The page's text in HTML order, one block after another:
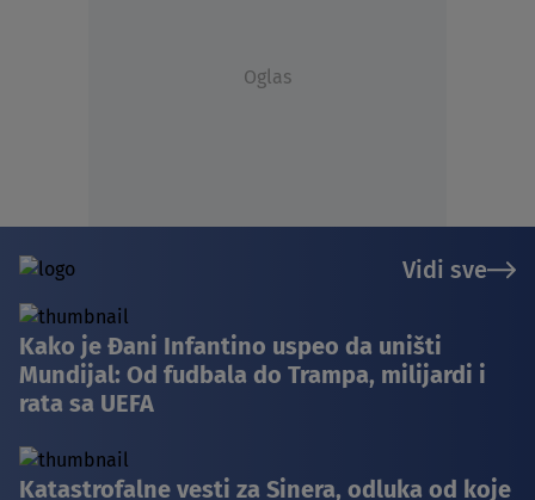
Oglas
Vidi sve
Kako je Đani Infantino uspeo da uništi
Mundijal: Od fudbala do Trampa, milijardi i
rata sa UEFA
Katastrofalne vesti za Sinera, odluka od koje